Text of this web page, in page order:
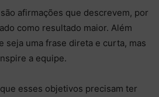
afirmações que descrevem, por
como resultado maior. Além
seja uma frase direta e curta, mas
a equipe.
esses objetivos precisam ter